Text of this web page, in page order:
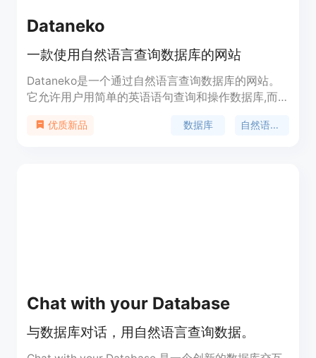
Dataneko
一款使用自然语言查询数据库的网站
Dataneko是一个通过自然语言查询数据库的网站。
它允许用户用简单的英语语句查询和操作数据库,而
系数据库,包括MySQL、PostgreSQL、SQLite等。
优质新品 数据库 自然语言处理
Chat with your Database
与数据库对话，用自然语言查询数据。